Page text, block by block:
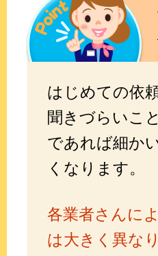
はじめての依
聞きづらいこ
であれば細か
くなります。
各業者さんに
は大きく異な